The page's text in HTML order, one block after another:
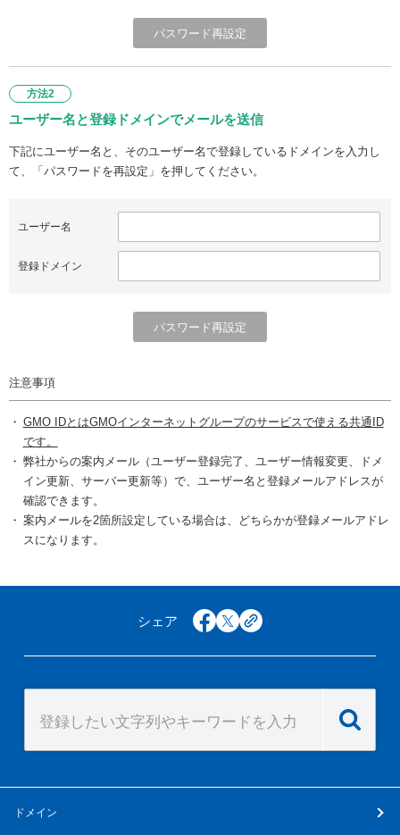
方法2
ユーザー名と登録ドメインでメールを送信
下記にユーザー名と、そのユーザー名で登録しているドメインを入力し
て、「パスワードを再設定」を押してください。
ユーザー名
登録ドメイン
注意事項
GMO IDとはGMOインターネットグループのサービスで使える共通ID
です。
弊社からの案内メール（ユーザー登録完了、ユーザー情報変更、ドメ
イン更新、サーバー更新等）で、ユーザー名と登録メールアドレスが
確認できます。
案内メールを2箇所設定している場合は、どちらかが登録メールアドレ
スになります。
シェア facebook
x copy
ドメイン